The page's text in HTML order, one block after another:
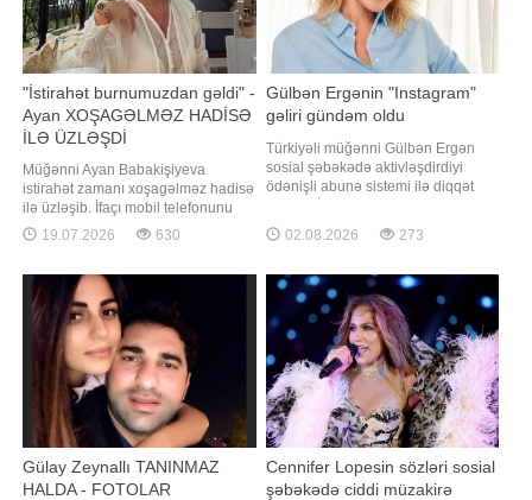
"İstirahət burnumuzdan gəldi" -
Ayan XOŞAGƏLMƏZ HADİSƏ
İLƏ ÜZLƏŞDİ
Müğənni Ayan Babakişiyeva
istirahət zamanı xoşagəlməz hadisə
ilə üzləşib. İfaçı mobil telefonunu
istirahətdən qayıdarkən Antalyada
hava limanında unutduğunu bildirib.
istirahətlərinin zövqü yarımçıq qalıb.
"Selena sağ olsun. Telefon Antalya
hava limanında qalıb. Bütü
19.07.2026 630
Gülbən Ergənin "Instagram"
gəliri gündəm oldu
Türkiyəli müğənni Gülbən Ergən
sosial şəbəkədə aktivləşdirdiyi
ödənişli abunə sistemi ilə diqqət
verir ki, sənətçi bir müddət əvvəl
"Instagram" hesabında aylıq 79,99
qəpik) məbləğində ödənişli abunə
funksiyasını istifadəy
02.08.2026 273
Gülay Zeynallı TANINMAZ
HALDA - FOTOLAR
Cennifer Lopesin sözləri sosial
şəbəkədə ciddi müzakirə